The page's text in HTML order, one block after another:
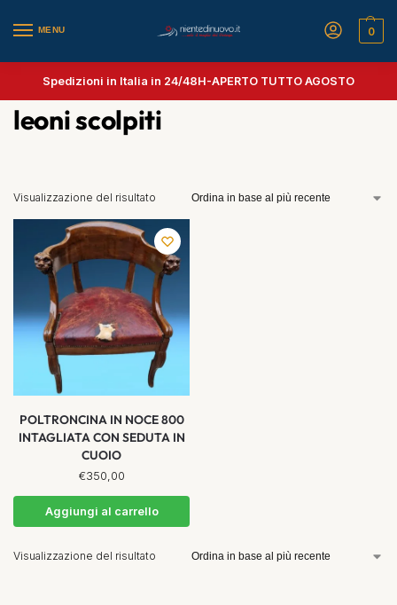
MENU 0
Spedizioni in Italia in 24/48H-APERTO TUTTO AGOSTO
leoni scolpiti
Visualizzazione del risultato
POLTRONCINA IN NOCE 800
INTAGLIATA CON SEDUTA IN
CUOIO
€350,00
Aggiungi al carrello
Visualizzazione del risultato